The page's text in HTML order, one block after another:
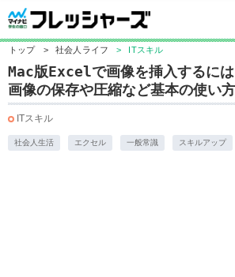
トップ > 社会人ライフ > ITスキル
Mac版Excelで画像を挿入するに
画像の保存や圧縮など基本の使い
ITスキル
社会人生活 エクセル 一般常識 スキルアップ